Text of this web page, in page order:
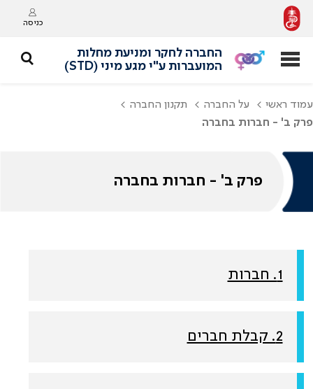
כניסה
החברה לחקר ומניעת מחלות
המועברות ע"י מגע מיני (STD)
עמוד ראשי על החברה
תקנון החברה
פרק ב' - חברות בחברה
פרק ב' - חברות בחברה
1. חברות
2. קבלת חברים